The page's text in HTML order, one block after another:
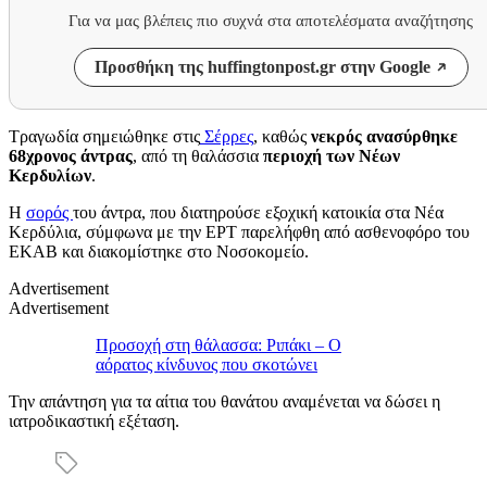
Για να μας βλέπεις πιο συχνά στα αποτελέσματα αναζήτησης
Προσθήκη της huffingtonpost.gr στην Google
Τραγωδία σημειώθηκε στις Σέρρες, καθώς νεκρός ανασύρθηκε
68χρονος άντρας, από τη θαλάσσια περιοχή των Νέων
Κερδυλίων.
Η σορός του άντρα, που διατηρούσε εξοχική κατοικία στα Νέα
Κερδύλια, σύμφωνα με την ΕΡΤ παρελήφθη από ασθενοφόρο του
ΕΚΑΒ και διακομίστηκε στο Νοσοκομείο.
Advertisement
Advertisement
Προσοχή στη θάλασσα: Ριπάκι – Ο
αόρατος κίνδυνος που σκοτώνει
Την απάντηση για τα αίτια του θανάτου αναμένεται να δώσει η
ιατροδικαστική εξέταση.